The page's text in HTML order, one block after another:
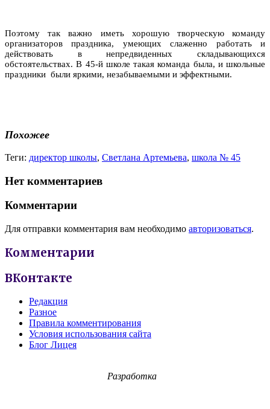
Поэтому так важно иметь хорошую творческую команду
организаторов праздника, умеющих слаженно работать и
действовать в непредвиденных складывающихся
обстоятельствах. В 45-й школе такая команда была, и школьные
праздники были яркими, незабываемыми и эффектными.
Похожее
Теги: директор школы, Светлана Артемьева, школа № 45
Нет комментариев
Комментарии
Для отправки комментария вам необходимо авторизоваться.
Комментарии
ВКонтакте
Редакция
Разное
Правила комментирования
Условия использования сайта
Блог Лицея
Разработка